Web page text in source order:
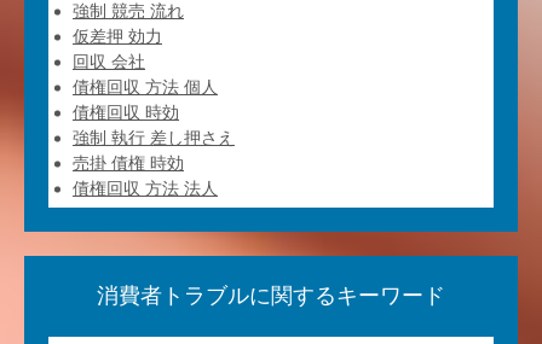
強制 競売 流れ
仮差押 効力
回収 会社
債権回収 方法 個人
債権回収 時効
強制 執行 差し押さえ
売掛 債権 時効
債権回収 方法 法人
消費者トラブルに関するキーワード